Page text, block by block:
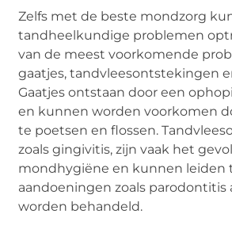
Zelfs met de beste mondzorg
tandheelkundige problemen
van de meest voorkomende
gaatjes, tandvleesontstekingen
Gaatjes ontstaan door een
en kunnen worden voorkomen
te poetsen en flossen.
zoals gingivitis, zijn vaak het
mondhygiëne en kunnen leiden
aandoeningen zoals parodontitis
worden behandeld.